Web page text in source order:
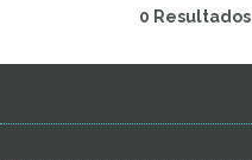
0 Resultados